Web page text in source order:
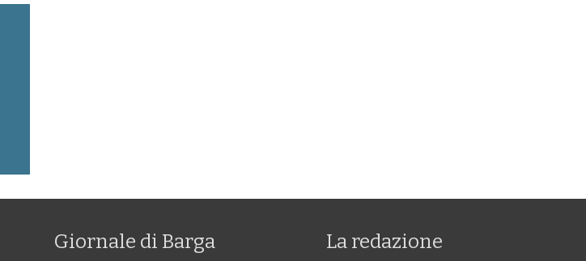
Giornale di Barga La redazione